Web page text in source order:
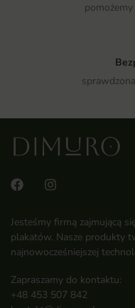
Jesteśmy firmą zajmującą
plakatów. Nasze produkty
najnowocześniejszej
Zapraszamy do kontaktu:
+48 453 507 842